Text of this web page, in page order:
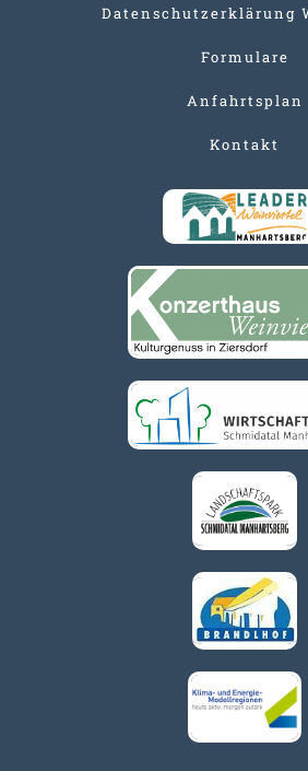
Datenschutzerklärung
Formulare
Anfahrtsplan
Kontakt